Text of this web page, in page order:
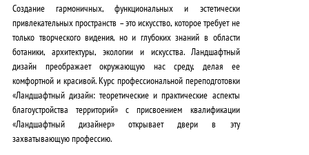
0
₽
.
Создание гармоничных, функциональных и эстетически
привлекательных пространств – это искусство, которое требует не
только творческого видения, но и глубоких знаний в области
ботаники, архитектуры, экологии и искусства. Ландшафтный
дизайн преображает окружающую нас среду, делая ее
комфортной и красивой. Курс профессиональной переподготовки
«Ландшафтный дизайн: теоретические и практические аспекты
благоустройства территорий» с присвоением квалификации
«Ландшафтный дизайнер» открывает двери в эту
захватывающую профессию.